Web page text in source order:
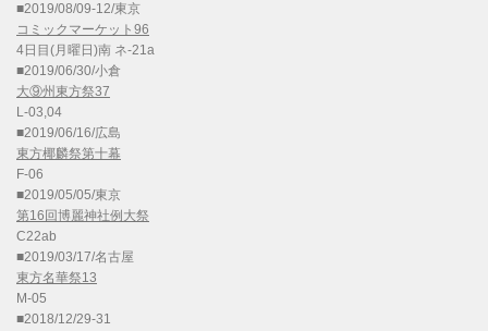
■2019/08/09-12/東京
コミックマーケット96
4日目(月曜日)南 ネ-21a
■2019/06/30/小倉
大⑨州東方祭37
L-03,04
■2019/06/16/広島
東方椰麟祭第十幕
F-06
■2019/05/05/東京
第16回博麗神社例大祭
C22ab
■2019/03/17/名古屋
東方名華祭13
M-05
■2018/12/29-31